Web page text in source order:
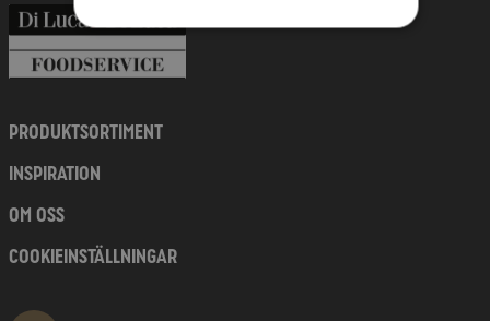
PRODUKTSORTIMENT
INSPIRATION
OM OSS
COOKIEINSTÄLLNINGAR